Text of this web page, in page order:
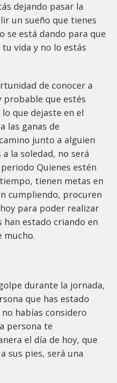
dejando pasar la
un sueño que tienes
se está dando para que
vida y no lo estás
de conocer a
probable que estés
que dejaste en el
las ganas de
junto a alguien
la soledad, no será
Quienes estén
tienen metas en
cumpliendo, procuren
para poder realizar
han estado criando en
mucho.
durante la jornada,
que has estado
habías considero
persona te
el día de hoy, que
sus pies, será una